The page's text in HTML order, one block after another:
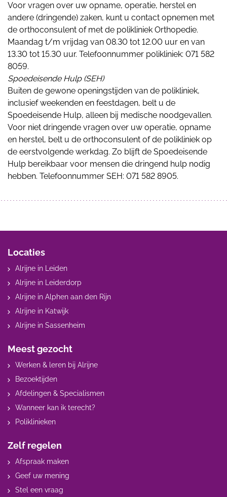
Voor vragen over uw opname, operatie, herstel en
andere (dringende) zaken, kunt u contact opnemen met
de orthoconsulent of met de polikliniek Orthopedie.
Maandag t/m vrijdag van 08.30 tot 12.00 uur en van
13.30 tot 15.30 uur. Telefoonnummer polikliniek: 071 582
8059.
Spoedeisende Hulp (SEH)
Buiten de gewone openingstijden van de polikliniek,
inclusief weekenden en feestdagen, belt u de
Spoedeisende Hulp, alleen bij medische noodgevallen.
Voor niet dringende vragen over uw operatie, opname
en herstel, belt u de orthoconsulent of de polikliniek op
de eerstvolgende werkdag. Zo blijft de Spoedeisende
Hulp bereikbaar voor mensen die dringend hulp nodig
hebben. Telefoonnummer SEH: 071 582 8905.
Locaties
Alrijne in Leiden
Alrijne in Leiderdorp
Alrijne in Alphen aan den Rijn
Alrijne in Katwijk
Alrijne in Sassenheim
Meest gezocht
Werken & leren bij Alrijne
Bezoektijden
Afdelingen & Specialismen
Wanneer kan ik terecht?
Poliklinieken
Zelf regelen
Afspraak maken
Geef uw mening
Stel een vraag